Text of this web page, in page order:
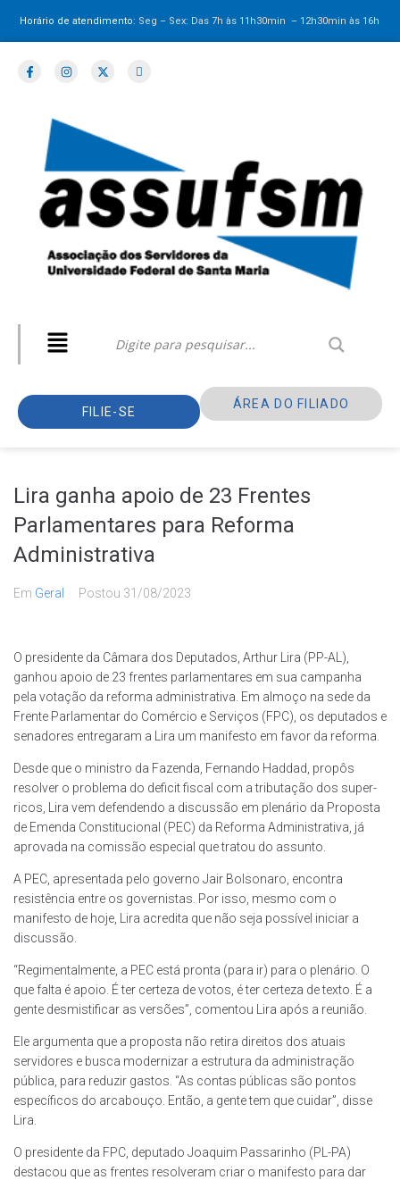
Horário de atendimento: Seg – Sex: Das 7h às 11h30min – 12h30minàs 16h
FILIE-SE
ÁREA DO FILIADO
Lira ganha apoio de 23 Frentes
Parlamentares para Reforma
Administrativa
Em Geral Postou 31/08/2023
O presidente da Câmara dos Deputados, Arthur Lira (PP-AL),
ganhou apoio de 23 frentes parlamentares em sua campanha
pela votação da reforma administrativa. Em almoço na sede da
Frente Parlamentar do Comércio e Serviços (FPC), os deputados e
senadores entregaram a Lira um manifesto em favor da reforma.
Desde que o ministro da Fazenda, Fernando Haddad, propôs
resolver o problema do deficit fiscal com a tributação dos super-
ricos, Lira vem defendendo a discussão em plenário da Proposta
de Emenda Constitucional (PEC) da Reforma Administrativa, já
aprovada na comissão especial que tratou do assunto.
A PEC, apresentada pelo governo Jair Bolsonaro, encontra
resistência entre os governistas. Por isso, mesmo com o
manifesto de hoje, Lira acredita que não seja possível iniciar a
discussão.
“Regimentalmente, a PEC está pronta (para ir) para o plenário. O
que falta é apoio. É ter certeza de votos, é ter certeza de texto. É a
gente desmistificar as versões”, comentou Lira após a reunião.
Ele argumenta que a proposta não retira direitos dos atuais
servidores e busca modernizar a estrutura da administração
pública, para reduzir gastos. “As contas públicas são pontos
específicos do arcabouço. Então, a gente tem que cuidar”, disse
Lira.
O presidente da FPC, deputado Joaquim Passarinho (PL-PA)
destacou que as frentes resolveram criar o manifesto para dar